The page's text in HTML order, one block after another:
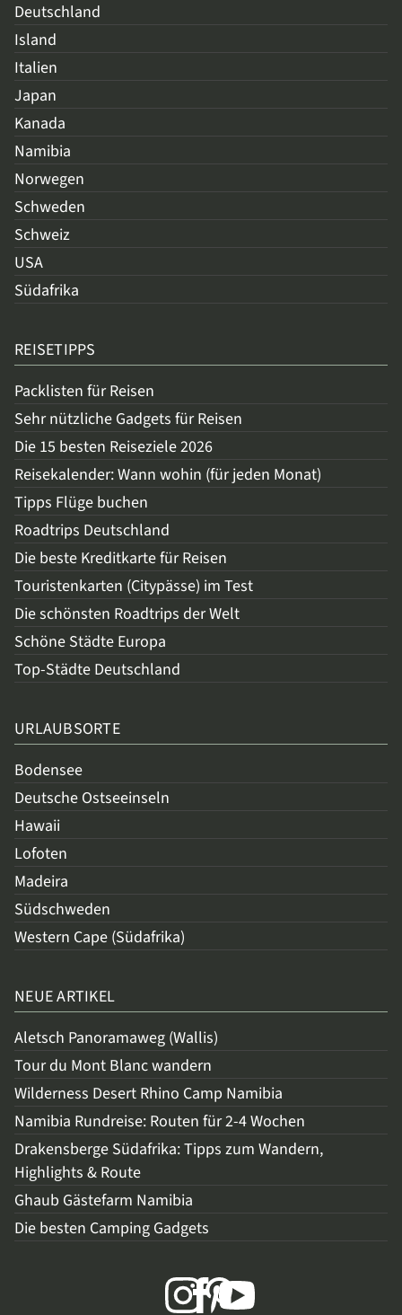
Deutschland
Island
Italien
Japan
Kanada
Namibia
Norwegen
Schweden
Schweiz
USA
Südafrika
REISETIPPS
Packlisten für Reisen
Sehr nützliche Gadgets für Reisen
Die 15 besten Reiseziele 2026
Reisekalender: Wann wohin (für jeden Monat)
Tipps Flüge buchen
Roadtrips Deutschland
Die beste Kreditkarte für Reisen
Touristenkarten (Citypässe) im Test
Die schönsten Roadtrips der Welt
Schöne Städte Europa
Top-Städte Deutschland
URLAUBSORTE
Bodensee
Deutsche Ostseeinseln
Hawaii
Lofoten
Madeira
Südschweden
Western Cape (Südafrika)
NEUE ARTIKEL
Aletsch Panoramaweg (Wallis)
Tour du Mont Blanc wandern
Wilderness Desert Rhino Camp Namibia
Namibia Rundreise: Routen für 2-4 Wochen
Drakensberge Südafrika: Tipps zum Wandern,
Highlights & Route
Ghaub Gästefarm Namibia
Die besten Camping Gadgets